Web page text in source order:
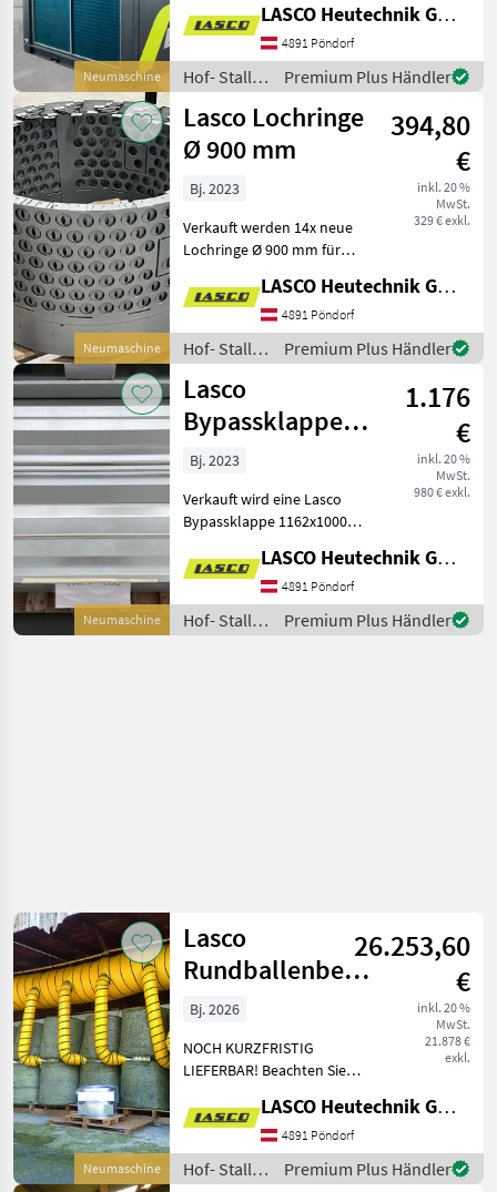
Neumaschine
Preis" handelt, je nach
gewünschter Konfiguration
kann daher der Preis variier
LASCO Heutechnik GmbH
4891 Pöndorf
Hof- Stall-
und
Weidetechnik
/ Lasco
Premium Plus Händler
Neumaschine
Lasco Lochringe
Ø 900 mm
394,80
€
inkl. 20 %
MwSt.
329 € exkl.
Bj. 2023
Verkauft werden 14x neue
Lochringe Ø 900 mm für
mm. Preis pro Stück! Preis
unsere Homepage!
Folgende Pro
LASCO Heutechnik GmbH
4891 Pöndorf
Hof- Stall-
und
Weidetechnik
/ Lasco
Premium Plus Händler
Neumaschine
Lasco
Bypassklappe
1162x1000 mm
1.176
€
inkl. 20 %
MwSt.
980 € exkl.
Bj. 2023
Verkauft wird eine Lasco
Bypassklappe 1162x1000
Elektroantrieb 230VAC / 24
VDC Die Antriebe sind im
Preis enthalten.
Elektroinstallation un
LASCO Heutechnik GmbH
4891 Pöndorf
Hof- Stall-
und
Premium Plus Händler
Neumaschine
Lasco
Rundballenbelüftung
Flex für 30
26.253,60
€
inkl. 20 %
MwSt.
21.878 €
exkl.
Bj. 2026
NOCH KURZFRISTIG
LIEFERBAR! Beachten Sie
um einen "ab Preis"
gewünschter Konfiguration
kann daher der Preis va
LASCO Heutechnik GmbH
4891 Pöndorf
Hof- Stall-
Premium Plus Händler